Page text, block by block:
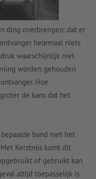
ding overbrengen: dat er
helemaal niets
waarschijnlijk niet
worden gehouden
Hoe
de kans dat het
band met het
Kerstmis komt dit
of gebruikt kan
altijd toepasselijk is